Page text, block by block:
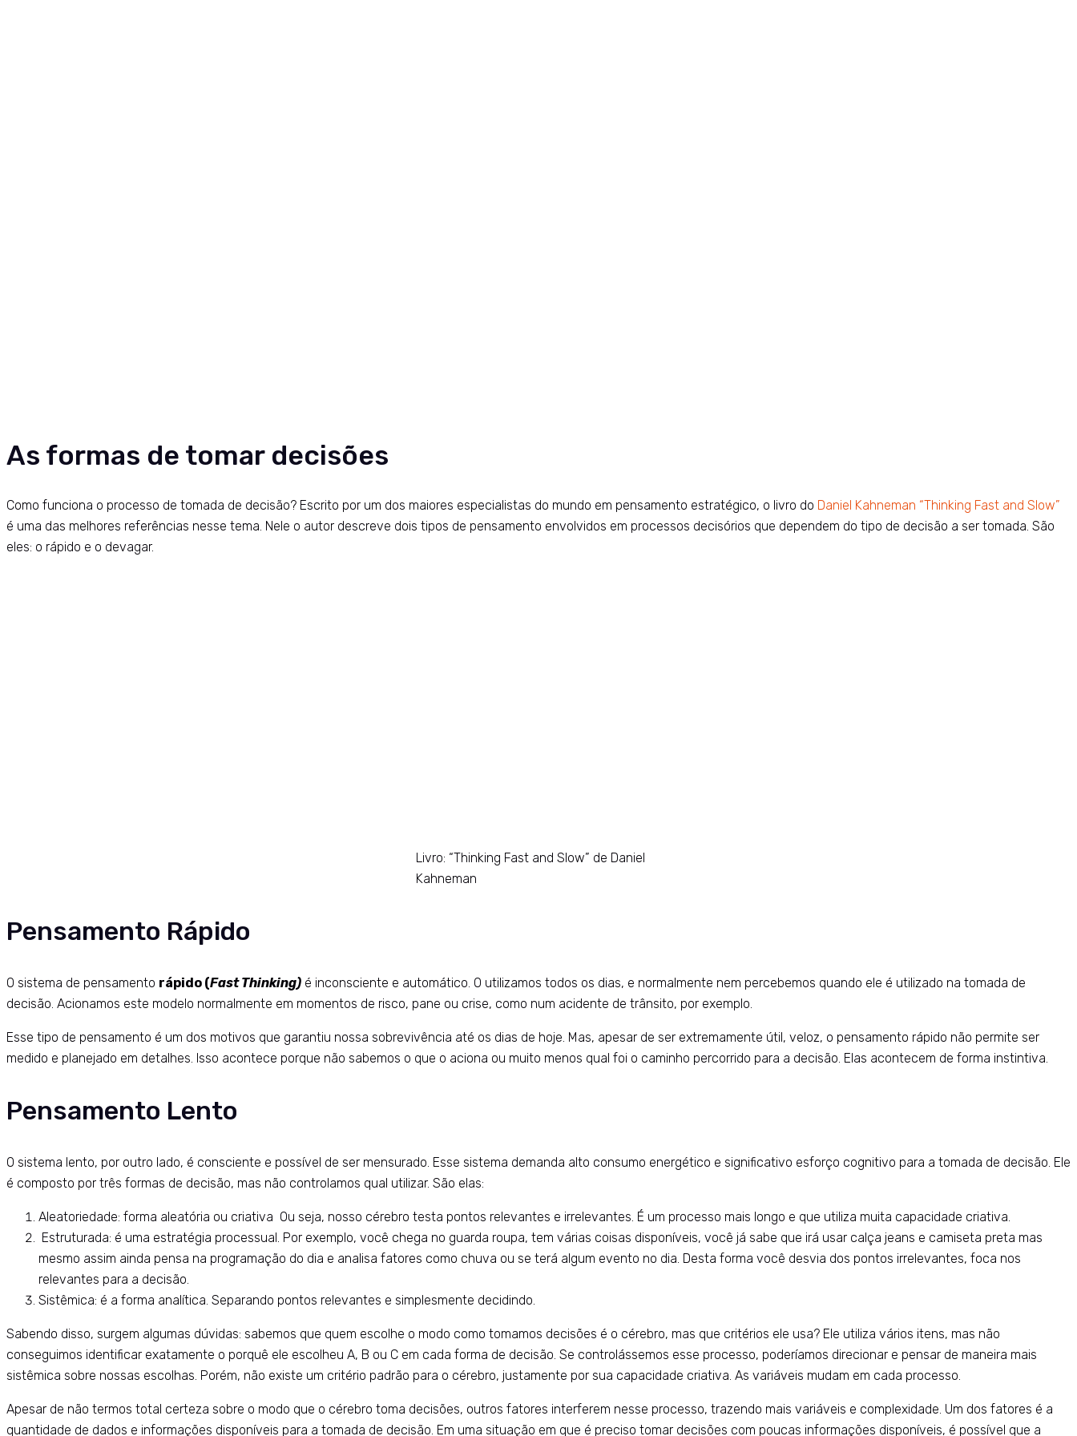
As formas de tomar decisões
Como funciona o processo de tomada de decisão? Escrito por um dos maiores especialistas do mundo em pensamento estratégico, o livro do Daniel Kahneman “Thinking Fast and Slow”
é uma das melhores referências nesse tema. Nele o autor descreve dois tipos de pensamento envolvidos em processos decisórios que dependem do tipo de decisão a ser tomada. São
eles: o rápido e o devagar.
Livro: “Thinking Fast and Slow” de Daniel
Kahneman
Pensamento Rápido
O sistema de pensamento rápido (Fast Thinking) é inconsciente e automático. O utilizamos todos os dias, e normalmente nem percebemos quando ele é utilizado na tomada de
decisão. Acionamos este modelo normalmente em momentos de risco, pane ou crise, como num acidente de trânsito, por exemplo.
Esse tipo de pensamento é um dos motivos que garantiu nossa sobrevivência até os dias de hoje. Mas, apesar de ser extremamente útil, veloz, o pensamento rápido não permite ser
medido e planejado em detalhes. Isso acontece porque não sabemos o que o aciona ou muito menos qual foi o caminho percorrido para a decisão. Elas acontecem de forma instintiva.
Pensamento Lento
O sistema lento, por outro lado, é consciente e possível de ser mensurado. Esse sistema demanda alto consumo energético e significativo esforço cognitivo para a tomada de decisão. Ele
é composto por três formas de decisão, mas não controlamos qual utilizar. São elas:
Aleatoriedade: forma aleatória ou criativa Ou seja, nosso cérebro testa pontos relevantes e irrelevantes. É um processo mais longo e que utiliza muita capacidade criativa.
Estruturada: é uma estratégia processual. Por exemplo, você chega no guarda roupa, tem várias coisas disponíveis, você já sabe que irá usar calça jeans e camiseta preta mas
mesmo assim ainda pensa na programação do dia e analisa fatores como chuva ou se terá algum evento no dia. Desta forma você desvia dos pontos irrelevantes, foca nos
relevantes para a decisão.
Sistêmica: é a forma analítica. Separando pontos relevantes e simplesmente decidindo.
Sabendo disso, surgem algumas dúvidas: sabemos que quem escolhe o modo como tomamos decisões é o cérebro, mas que critérios ele usa? Ele utiliza vários itens, mas não
conseguimos identificar exatamente o porquê ele escolheu A, B ou C em cada forma de decisão. Se controlássemos esse processo, poderíamos direcionar e pensar de maneira mais
sistêmica sobre nossas escolhas. Porém, não existe um critério padrão para o cérebro, justamente por sua capacidade criativa. As variáveis mudam em cada processo.
Apesar de não termos total certeza sobre o modo que o cérebro toma decisões, outros fatores interferem nesse processo, trazendo mais variáveis e complexidade. Um dos fatores é a
quantidade de dados e informações disponíveis para a tomada de decisão. Em uma situação em que é preciso tomar decisões com poucas informações disponíveis, é possível que a